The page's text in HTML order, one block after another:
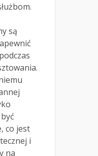
są
co jest
i
na